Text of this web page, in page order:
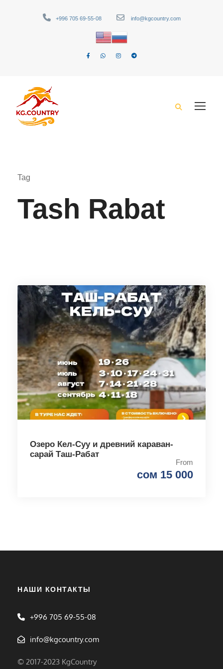
+996 705 69-55-08 info@kgcountry.com
Tag
Tash Rabat
Озеро Кел-Суу и древний караван-
сарай Таш-Рабат
From
сом 15 000
НАШИ КОНТАКТЫ
+996 705 69-55-08
info@kgcountry.com
© 2017-2023 KgCountry